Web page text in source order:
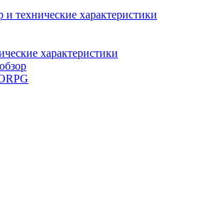
технические характеристики
характеристики